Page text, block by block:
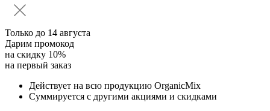
Только до 14 августа
Дарим промокод
на скидку 10%
на первый заказ
Действует на всю продукцию OrganicMix
Суммируется с другими акциями и скидками